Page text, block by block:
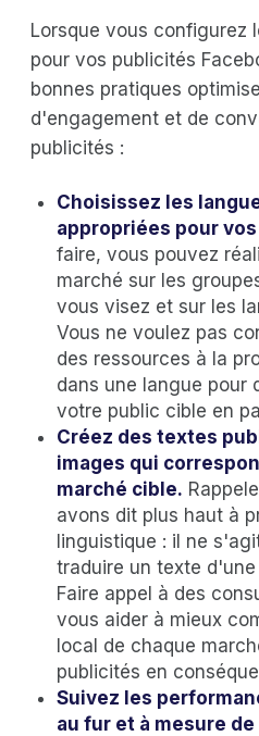
Lorsque vous configurez
pour vos publicités
bonnes pratiques
d'engagement et de
publicités :
Choisissez les
appropriées pour
faire, vous pouvez
marché sur les
vous visez et sur les
Vous ne voulez pas
des ressources à la
dans une langue pour
votre public cible en
Créez des textes
images qui
marché cible.
avons dit plus haut à
linguistique : il ne
traduire un texte
Faire appel à des
vous aider à mieux
local de chaque
publicités en
Suivez les
au fur et à mesure